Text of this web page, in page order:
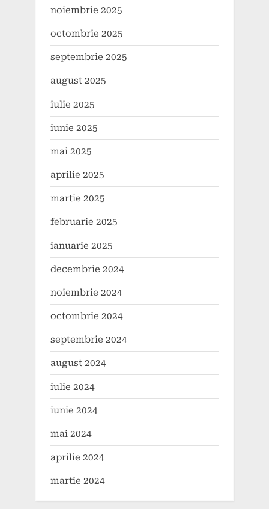
noiembrie 2025
octombrie 2025
septembrie 2025
august 2025
iulie 2025
iunie 2025
mai 2025
aprilie 2025
martie 2025
februarie 2025
ianuarie 2025
decembrie 2024
noiembrie 2024
octombrie 2024
septembrie 2024
august 2024
iulie 2024
iunie 2024
mai 2024
aprilie 2024
martie 2024